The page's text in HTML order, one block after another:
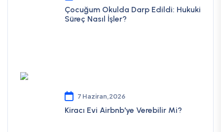
Çocuğum Okulda Darp Edildi: Hukuki
Süreç Nasıl İşler?
7 Haziran,2026
Kiracı Evi Airbnb'ye Verebilir Mi?